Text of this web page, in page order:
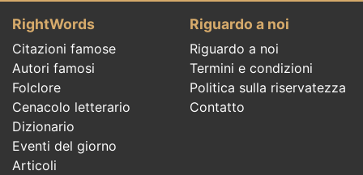
RightWords
Citazioni famose
Autori famosi
Folclore
Cenacolo letterario
Dizionario
Eventi del giorno
Articoli
Riguardo a noi
Riguardo a noi
Termini e condizioni
Politica sulla riservatezza
Contatto